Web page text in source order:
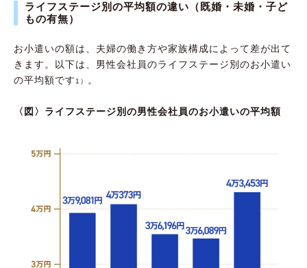
【ケース1】世帯年収500万円のA夫婦の場合
【ケース3】世帯年収900万円のC夫婦の場合
夫婦間トラブルを生まないためにも、話し合う
ライフステージ別の平均額の違い（既婚・未婚・子ど
もの有無）
お小遣いの額は、夫婦の働き方や家族構成によって差が出て
きます。以下は、男性会社員のライフステージ別のお小遣い
の平均額です1） 。
〈図〉ライフステージ別の男性会社員のお小遣いの平均額